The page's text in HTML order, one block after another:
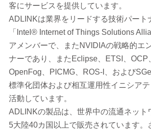
客にサービスを提供しています。
ADLINKは業界をリードする技術パート
「Intel® Internet of Things Solutions
アメンバーで、またNVIDIAの戦略的エ
ナーであり、またEclipse、ETSI、OCP
OpenFog、PICMG、ROS-I、および
標準化団体および相互運用性イニシア
活動しています。
ADLINKの製品は、世界中の流通ネット
5大陸40カ国以上で販売されています。